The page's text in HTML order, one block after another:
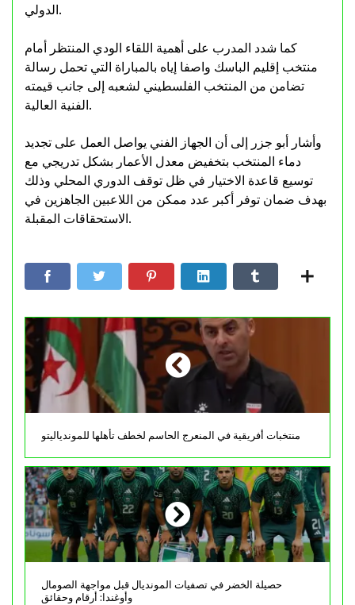
الدولي.
كما شدد المدرب على أهمية اللقاء الودي المنتظر أمام
منتخب إقليم الباسك واصفا إياه بالمباراة التي تحمل رسالة
تضامن من المنتخب الفلسطيني لشعبه إلى جانب قيمته
الفنية العالية.
وأشار أبو جزر إلى أن الجهاز الفني يواصل العمل على تجديد
دماء المنتخب بتخفيض معدل الأعمار بشكل تدريجي مع
توسيع قاعدة الاختيار في ظل توقف الدوري المحلي وذلك
بهدف ضمان توفر أكبر عدد ممكن من اللاعبين الجاهزين في
الاستحقاقات المقبلة.
منتخبات أفريقية في المنعرج الحاسم لخطف تأهلها للموندياليتو
حصيلة الخضر في تصفيات المونديال قبل مواجهة الصومال
وأوغندا: أرقام وحقائق